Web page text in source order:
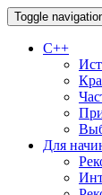
Toggle
С++
Для